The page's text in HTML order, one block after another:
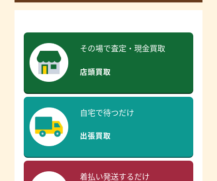
その場で査定・現金買取
店頭買取
自宅で待つだけ
出張買取
着払い発送するだけ